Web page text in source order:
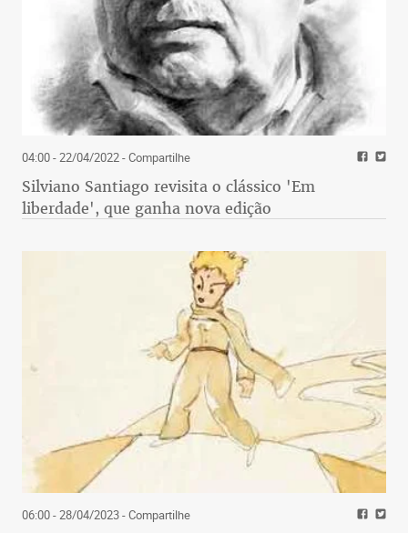
04:00 - 22/04/2022- Compartilhe
Silviano Santiago revisita o clássico 'Em
liberdade', que ganha nova edição
06:00 - 28/04/2023- Compartilhe